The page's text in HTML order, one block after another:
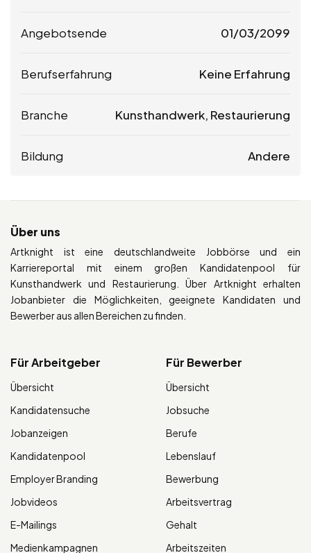
Angebotsende 01/03/2099
Berufserfahrung Keine Erfahrung
Branche Kunsthandwerk, Restaurierung
Bildung Andere
Über uns
Artknight ist eine deutschlandweite Jobbörse und ein
Karriereportal mit einem großen Kandidatenpool für
Kunsthandwerk und Restaurierung. Über Artknight erhalten
Jobanbieter die Möglichkeiten, geeignete Kandidaten und
Bewerber aus allen Bereichen zu finden.
Für Arbeitgeber
Übersicht
Kandidatensuche
Jobanzeigen
Kandidatenpool
Employer Branding
Jobvideos
E-Mailings
Medienkampagnen
Für Bewerber
Übersicht
Jobsuche
Berufe
Lebenslauf
Bewerbung
Arbeitsvertrag
Gehalt
Arbeitszeiten